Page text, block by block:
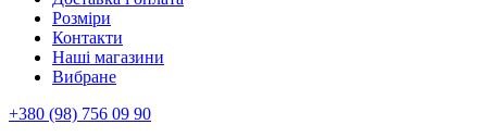
Розміри
Контакти
Наші магазини
Вибране
+380 (98) 756 09 90